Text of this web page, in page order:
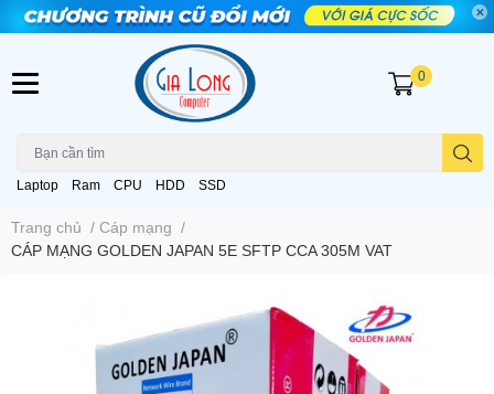
Laptop Ram CPU HDD SSD
0
Trang chủ / Cáp mạng /
CÁP MẠNG GOLDEN JAPAN 5E SFTP CCA 305M VAT